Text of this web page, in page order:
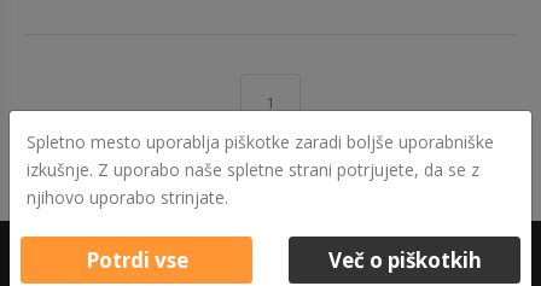
1
Spletno mesto uporablja piškotke zaradi boljše uporabniške
izkušnje. Z uporabo naše spletne strani potrjujete, da se z
njihovo uporabo strinjate.
Potrdi vse Več o piškotkih